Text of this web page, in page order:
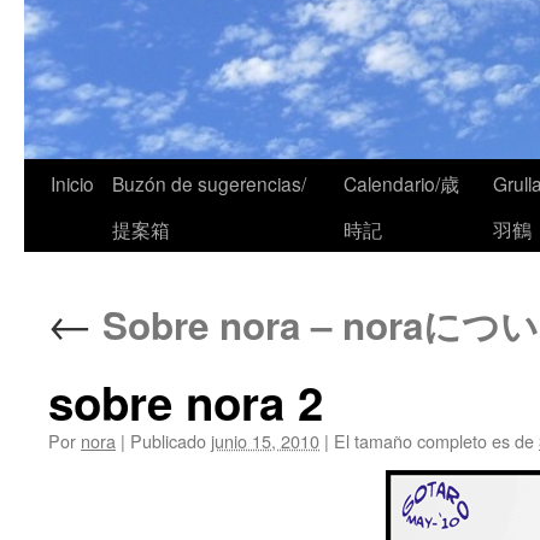
Inicio
Buzón de sugerencias/
提案箱
Calendario/歳
時記
羽鶴
← Sobre nora – noraにつ
sobre nora 2
Por nora | Publicado junio 15, 2010 | El tamaño completo es de